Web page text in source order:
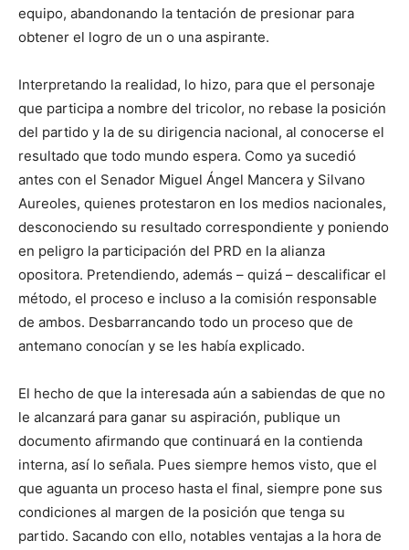
equipo, abandonando la tentación de presionar para
obtener el logro de un o una aspirante.
Interpretando la realidad, lo hizo, para que el personaje
que participa a nombre del tricolor, no rebase la posición
del partido y la de su dirigencia nacional, al conocerse el
resultado que todo mundo espera. Como ya sucedió
antes con el Senador Miguel Ángel Mancera y Silvano
Aureoles, quienes protestaron en los medios nacionales,
desconociendo su resultado correspondiente y poniendo
en peligro la participación del PRD en la alianza
opositora. Pretendiendo, además – quizá – descalificar el
método, el proceso e incluso a la comisión responsable
de ambos. Desbarrancando todo un proceso que de
antemano conocían y se les había explicado.
El hecho de que la interesada aún a sabiendas de que no
le alcanzará para ganar su aspiración, publique un
documento afirmando que continuará en la contienda
interna, así lo señala. Pues siempre hemos visto, que el
que aguanta un proceso hasta el final, siempre pone sus
condiciones al margen de la posición que tenga su
partido. Sacando con ello, notables ventajas a la hora de